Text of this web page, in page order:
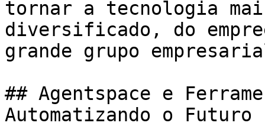
tornar a tecnologia
diversificado, do
grande grupo
## Agentspace e
Automatizando o Futuro